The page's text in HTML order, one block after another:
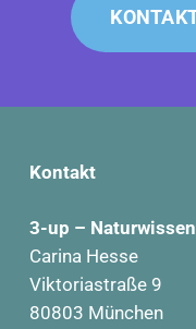
Kontakt
3-up –
Carina Hesse
Viktoriastraße 9
80803 München